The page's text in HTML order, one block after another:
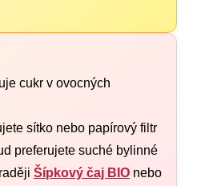
cukr v ovocných
sítko nebo papírový filtr
preferujete suché bylinné
Šípkový čaj BIO nebo